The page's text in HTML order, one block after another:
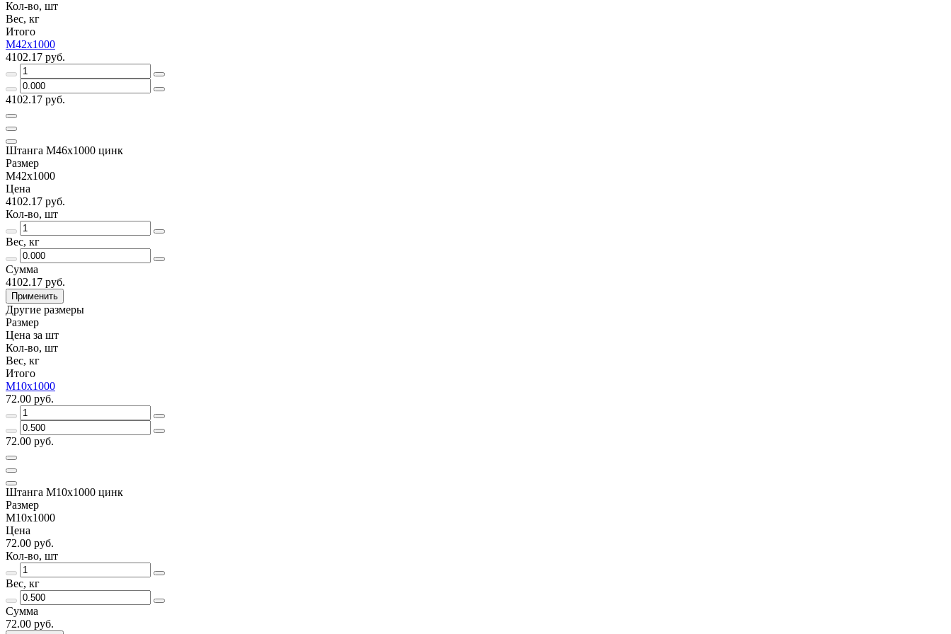
Кол-во, шт
Вес, кг
Итого
М42х1000
4102.17 руб.
4102.17 руб.
Штанга М46х1000 цинк
Размер
М42х1000
Цена
4102.17 руб.
Кол-во, шт
Вес, кг
Сумма
4102.17 руб.
Применить
Другие размеры
Размер
Цена за шт
Кол-во, шт
Вес, кг
Итого
М10х1000
72.00 руб.
72.00 руб.
Штанга М10х1000 цинк
Размер
М10х1000
Цена
72.00 руб.
Кол-во, шт
Вес, кг
Сумма
72.00 руб.